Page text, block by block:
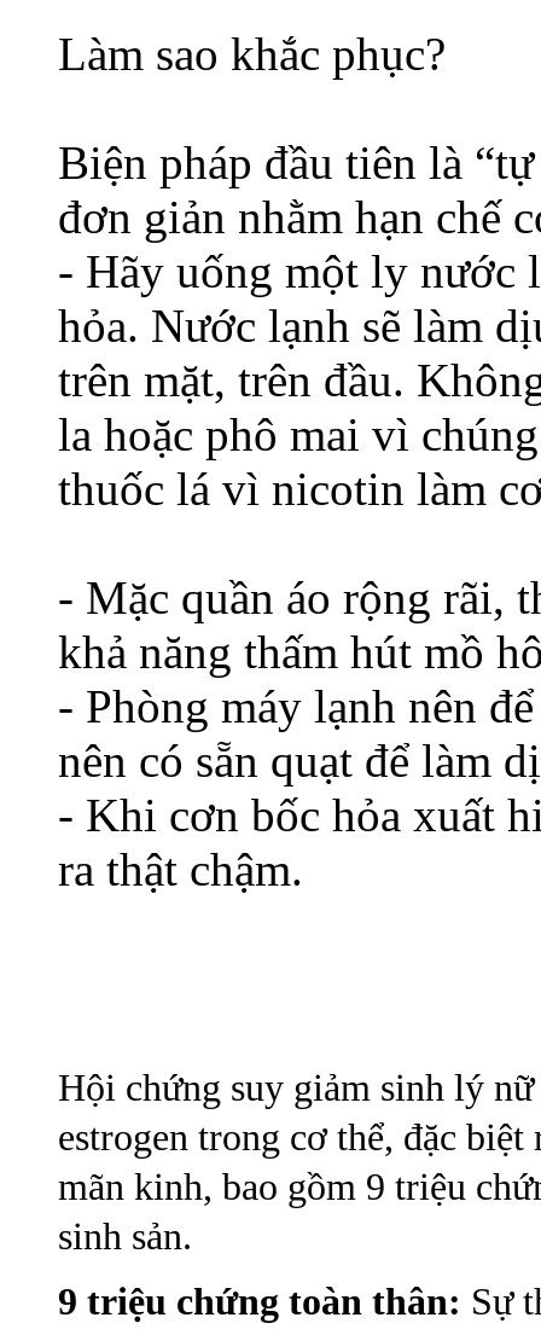
Làm sao khắc phục?
Biện pháp đầu tiên là
đơn giản nhằm hạn chế
- Hãy uống một ly nước
hỏa. Nước lạnh sẽ làm
trên mặt, trên đầu.
la hoặc phô mai vì
thuốc lá vì nicotin làm
- Mặc quần áo rộng rãi,
khả năng thấm hút mồ
- Phòng máy lạnh nên
nên có sẵn quạt để làm
- Khi cơn bốc hỏa xuất
ra thật chậm.
Hội chứng suy giảm sinh lý
estrogen trong cơ thể, đặc
mãn kinh, bao gồm 9 triệu
sinh sản.
9 triệu chứng toàn thân: Sự